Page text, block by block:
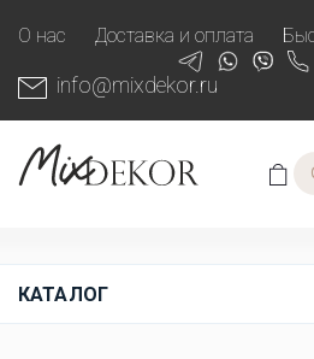
О нас Доставка и оплата
info@mixdekor.ru
КАТАЛОГ